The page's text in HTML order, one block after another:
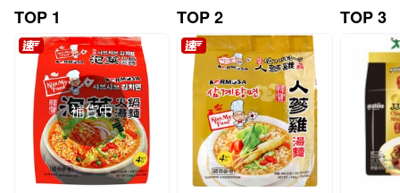
TOP 1
補貨中
TOP 2 TOP 3